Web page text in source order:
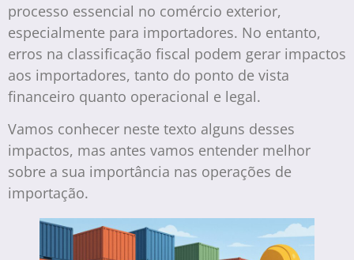
processo essencial no comércio exterior,
especialmente para importadores. No entanto,
erros na classificação fiscal podem gerar impactos
aos importadores, tanto do ponto de vista
financeiro quanto operacional e legal.
Vamos conhecer neste texto alguns desses
impactos, mas antes vamos entender melhor
sobre a sua importância nas operações de
importação.